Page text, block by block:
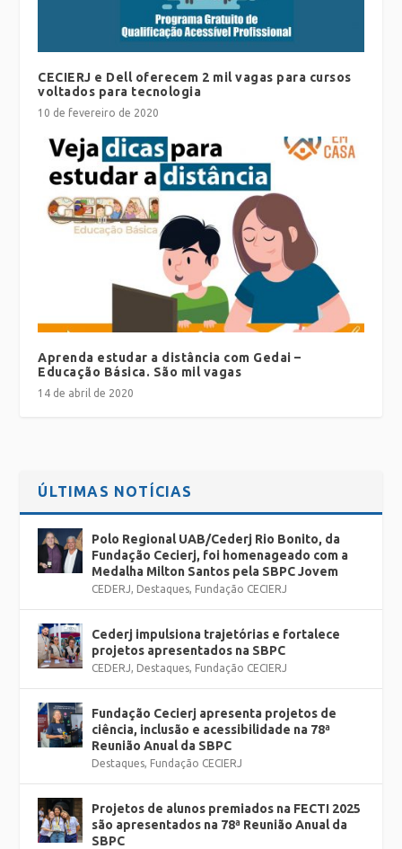
CECIERJ e Dell oferecem 2 mil vagas para cursos
voltados para tecnologia
10 de fevereiro de 2020
Aprenda estudar a distância com Gedai –
Educação Básica. São mil vagas
14 de abril de 2020
ÚLTIMAS NOTÍCIAS
Polo Regional UAB/Cederj Rio Bonito, da
Fundação Cecierj, foi homenageado com a
Medalha Milton Santos pela SBPC Jovem
CEDERJ, Destaques, Fundação CECIERJ
Cederj impulsiona trajetórias e fortalece
projetos apresentados na SBPC
CEDERJ, Destaques, Fundação CECIERJ
Fundação Cecierj apresenta projetos de
ciência, inclusão e acessibilidade na 78ª
Reunião Anual da SBPC
Destaques, Fundação CECIERJ
Projetos de alunos premiados na FECTI 2025
são apresentados na 78ª Reunião Anual da
SBPC